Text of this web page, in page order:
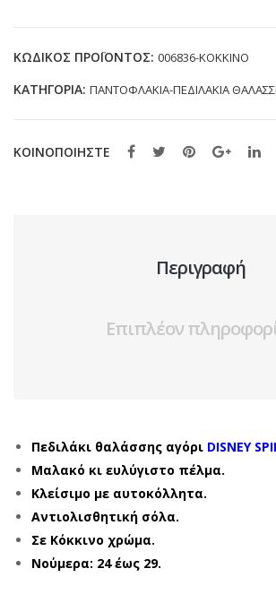
(24-
ποσότητα
ΚΩΔΙΚΌΣ ΠΡΟΪΌΝΤΟΣ: 006836-ΚΟΚΚΙΝΟ
ΚΑΤΗΓΟΡΊΑ: ΠΑΝΤOΦΛΑΚΙΑ-ΠΕΔΙΛΑΚΙA
ΚΟΙΝΟΠΟΙΗΣΤΕ
Περιγραφή
Επιπλέον
Πεδιλάκι θαλάσσης αγόρι DISNEY
Μαλακό κι ευλύγιστο πέλμα.
Κλείσιμο με αυτοκόλλητα.
Αντιολισθητική σόλα.
Σε Κόκκινο χρώμα.
Νούμερα: 24 έως 29.